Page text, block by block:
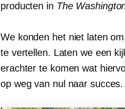
producten in The
We konden het niet laten
te vertellen. Laten we een
erachter te komen wat
op weg van nul naar succes.